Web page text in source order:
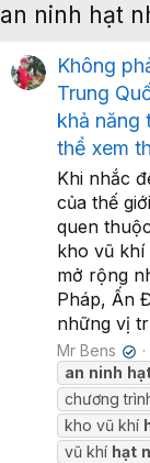
an ninh hạt
Không
Trung
khả năng
thể xem
Khi nhắc
của thế
quen
kho vũ khí
mở rộng
Pháp, Ấn
những vị
Mr Bens ✔
an ninh
chương
kho vũ khí
vũ khí hạt